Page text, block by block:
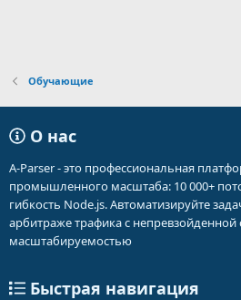
Обучающие
О нас
A-Parser - это профессиональная
промышленного масштаба: 10 000+
гибкость Node.js. Автоматизируйте
арбитраже трафика с непревзойденной
масштабируемостью
Быстрая навигация